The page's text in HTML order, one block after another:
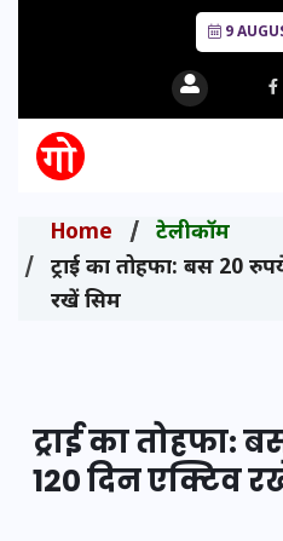
9
Home
टेलीकॉम
ट्राई का तोहफा: बस 20
रखें सिम
ट्राई का तोहफा:
120 दिन एक्टिव